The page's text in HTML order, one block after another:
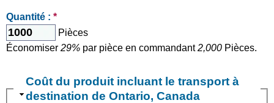
Quantité : *
Pièces
Économiser 29% par pièce en commandant2,000 Pièces.
Coût du produit incluant le transport à
destination de Ontario, Canada